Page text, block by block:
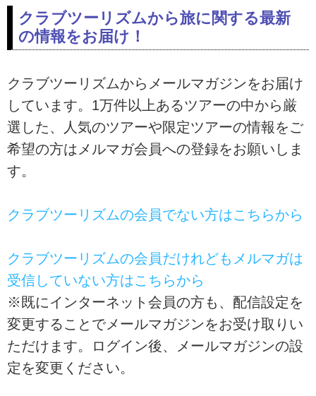
めぐりツアー・旅行！こだわりの
テーマを設定し、そのテーマに即
した場所をめぐるおすすめ海外ツ
も時間をかけてご案内、美術・芸
術に造詣の深い現地ガイドによる
詳しくわかりやすい解説とともに
理解を深めながら鑑賞していただ
けます。
クラブツーリズムから旅に関する最新
の情報をお届け！
クラブツーリズムからメールマガジンをお届け
しています。1万件以上あるツアーの中から厳
選した、人気のツアーや限定ツアーの情報をご
希望の方はメルマガ会員への登録をお願いしま
す。
クラブツーリズムの会員でない方はこちらから
クラブツーリズムの会員だけれどもメルマガは
受信していない方はこちらから
※既にインターネット会員の方も、配信設定を
変更することでメールマガジンをお受け取りい
ただけます。ログイン後、メールマガジンの設
定を変更ください。